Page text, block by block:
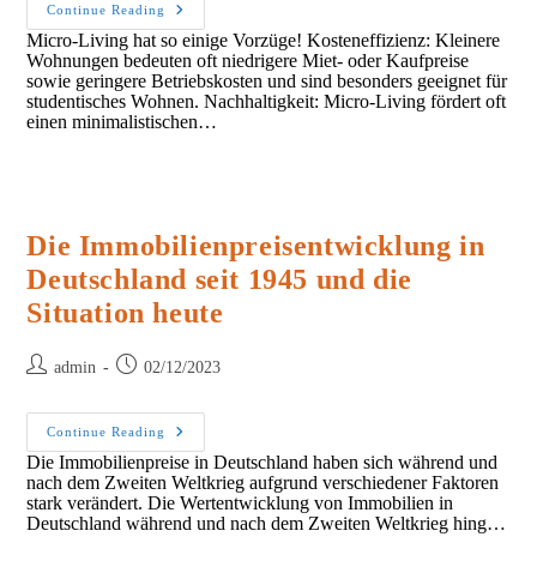
Continue Reading
Marktbericht:
Mikro-
Apartments
Micro-Living hat so einige Vorzüge! Kosteneffizienz: Kleinere
Wohnungen bedeuten oft niedrigere Miet- oder Kaufpreise
sowie geringere Betriebskosten und sind besonders geeignet für
studentisches Wohnen. Nachhaltigkeit: Micro-Living fördert oft
einen minimalistischen…
Die Immobilienpreisentwicklung in
Deutschland seit 1945 und die
Situation heute
Postadmin
Post02/12/2023
Continue Reading
Die
Immobilienpreisentwicklung
In
Deutschland
Seit
1945
Und
Die Immobilienpreise in Deutschland haben sich während und
nach dem Zweiten Weltkrieg aufgrund verschiedener Faktoren
stark verändert. Die Wertentwicklung von Immobilien in
Deutschland während und nach dem Zweiten Weltkrieg hing…